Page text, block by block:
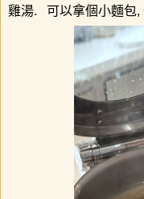
雞湯. 可以拿個小麵包,